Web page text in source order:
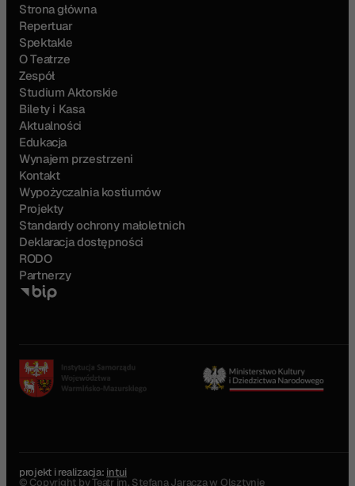
Strona główna
Repertuar
Spektakle
O Teatrze
Zespół
Studium Aktorskie
Bilety i Kasa
Aktualności
Edukacja
Wynajem przestrzeni
Kontakt
Wypożyczalnia kostiumów
Projekty
Standardy ochrony małoletnich
Deklaracja dostępności
RODO
Partnerzy
projekt i realizacja: intui
© Copyright by Teatr im. Stefana Jaracza w Olsztynie